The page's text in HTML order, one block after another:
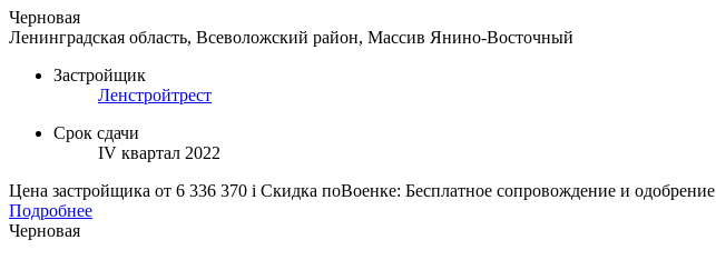
Черновая
Ленинградская область, Всеволожский район, Массив Янино-Восточный
Застройщик
Ленстройтрест
Срок сдачи
IV квартал 2022
Цена застройщика от 6 336 370 i Скидка поВоенке: Бесплатное сопровождение и одобрение
Подробнее
Черновая